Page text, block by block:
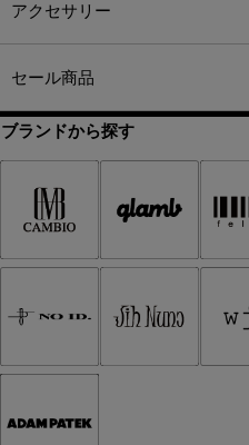
アクセサリー
セール商品
ブランドから探す